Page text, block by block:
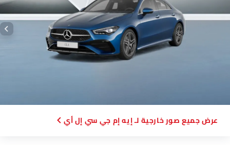
صور خارجية لـ إيه إم جي سي إل أي